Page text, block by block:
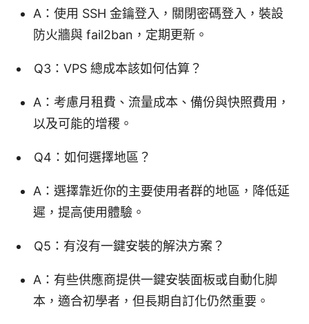
A：使用 SSH 金鑰登入，關閉密碼登入，裝設
防火牆與 fail2ban，定期更新。
Q3：VPS 總成本該如何估算？
A：考慮月租費、流量成本、備份與快照費用，
以及可能的增稷。
Q4：如何選擇地區？
A：選擇靠近你的主要使用者群的地區，降低延
遲，提高使用體驗。
Q5：有沒有一鍵安裝的解決方案？
A：有些供應商提供一鍵安裝面板或自動化脚
本，適合初學者，但長期自訂化仍然重要。